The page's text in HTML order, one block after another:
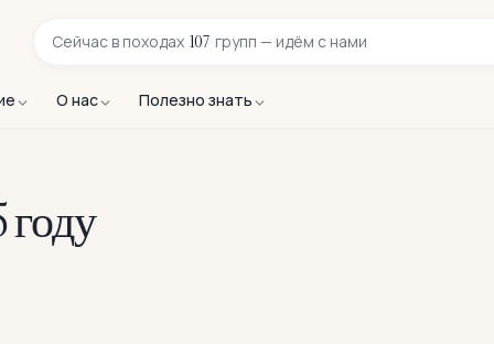
Сейчас в походах 107 групп — идём с нами
О нас Полезно знать